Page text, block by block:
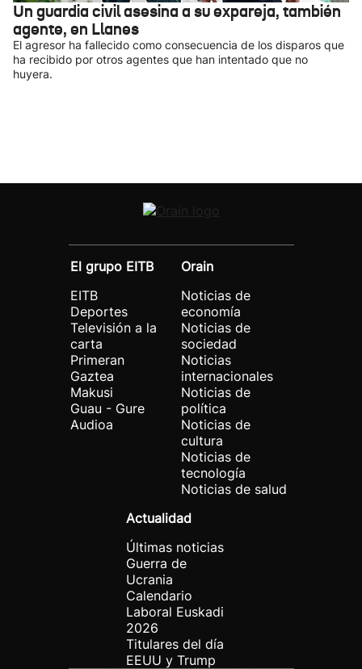
Un guardia civil asesina a su expareja, también
agente, en Llanes
El agresor ha fallecido como consecuencia de los disparos que
ha recibido por otros agentes que han intentado que no
huyera.
El grupo EITB
EITB
Deportes
Televisión a la
carta
Primeran
Gaztea
Makusi
Guau - Gure
Audioa
Orain
Noticias de
economía
Noticias de
sociedad
Noticias
internacionales
Noticias de
política
Noticias de
cultura
Noticias de
tecnología
Noticias de salud
Actualidad
Últimas noticias
Guerra de
Ucrania
Calendario
Laboral Euskadi
2026
Titulares del día
EEUU y Trump